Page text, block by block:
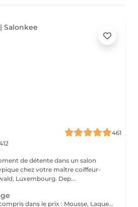
461
de détente dans un salon
chez votre maître coiffeur-
Luxembourg. Dep...
Tous ces produits sont compris dans le prix : Mousse, Laque, Gel, Soin démêlant, Shampoing spécifique. Tous les produits que nous utilisons sont des produits de qualité professionnelle.